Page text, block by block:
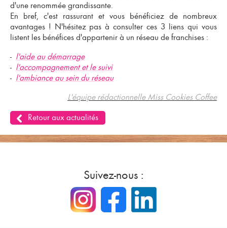
d'une renommée grandissante.
En bref, c'est rassurant et vous bénéficiez de nombreux
avantages ! N'hésitez pas à consulter ces 3 liens qui vous
listent les bénéfices d'appartenir à un réseau de franchises :
- l'aide au démarrage
- l'accompagnement et le suivi
- l'ambiance au sein du réseau
L'équipe rédactionnelle Miss Cookies Coffee
Retour aux actualités
Suivez-nous :